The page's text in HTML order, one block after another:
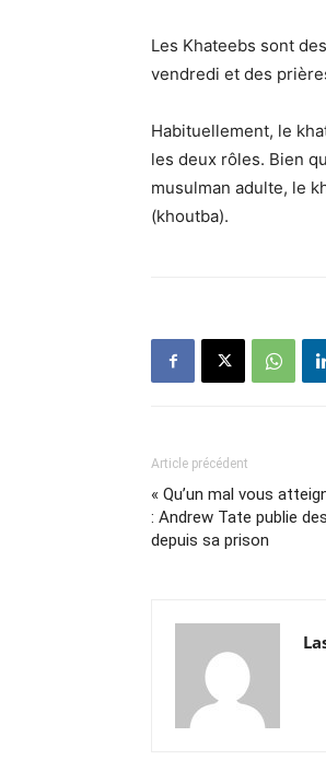
Les Khateebs sont
vendredi et des
Habituellement, le
les deux rôles. Bien
musulman adulte, le
(khoutba).
Article précédent
« Qu’un mal vous
: Andrew Tate publie
depuis sa prison